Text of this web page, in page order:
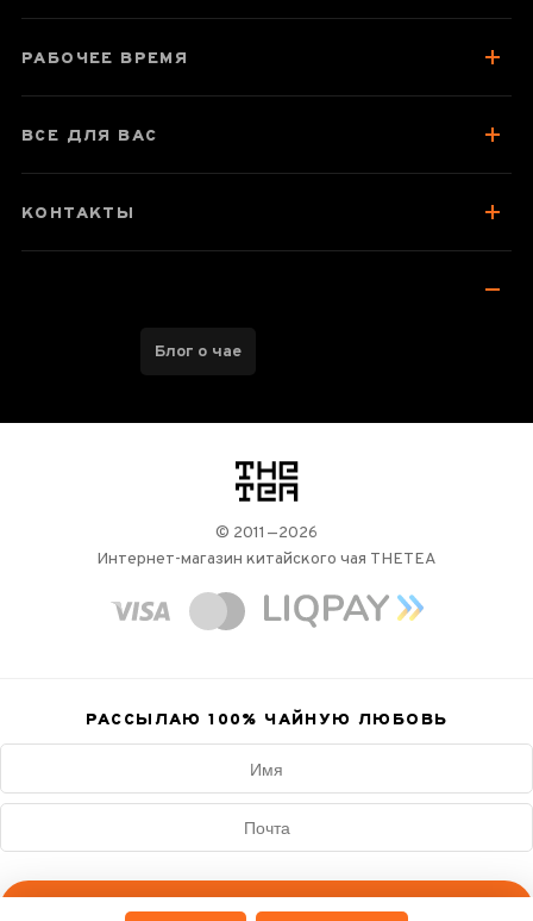
РАБОЧЕЕ ВРЕМЯ
ВСЕ ДЛЯ ВАС
КОНТАКТЫ
Блог о чае
логотип
© 2011—2026
Интернет-магазин китайского чая THETEA
РАССЫЛАЮ 100% ЧАЙНУЮ ЛЮБОВЬ
Подписаться